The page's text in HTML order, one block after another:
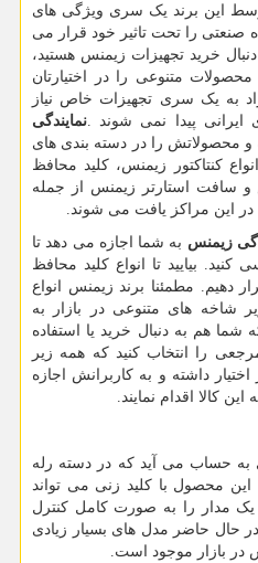
این برند یک سری ویژگی های
صنعتی را تحت تاثیر خود قرار می
خرید تجهیزات زیمنس هستید،
متنوعی را در اختیارتان
به یک سری تجهیزات خاص نیاز
پیدا نمی شوند.نمایندگی
و محصولاتش را در دسته بندی های
کنتاکتور زیمنس، کلید محافظ
سافت استارتر زیمنس از جمله
این مراکز یافت می شوند.
زیمنس به شما اجازه می دهد تا
بیایید تا انواع کلید محافظ
دهیم. مطمئنا برند زیمنس انواع
شاخه های متنوعی در بازار به
هم به دنبال خرید یا استفاده
مرجعی را انتخاب کنید که همه زیر
داشته و به کاربرانش اجازه
کالا اقدام نمایند.
به حساب می آید که در دسته رله
محصول با کلید زنی می تواند
مدار را به صورت کامل کنترل
حال حاضر مدل های بسیار زیادی
در بازار موجود است.